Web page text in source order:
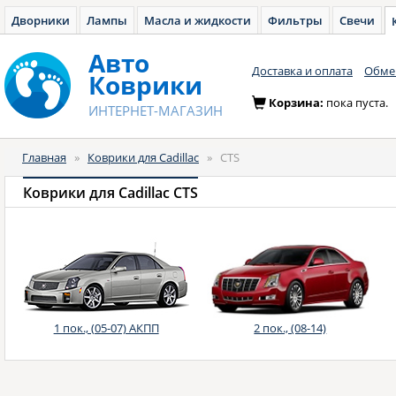
Дворники Лампы Масла и жидкости Фильтры Свечи
Авто
Коврики
ИНТЕРНЕТ-МАГАЗИН
Доставка и оплата
Корзина: пока пуста.
Главная » Коврики для Cadillac » CTS
Коврики для Cadillac CTS
1 пок., (05-07) АКПП 2 пок., (08-14)